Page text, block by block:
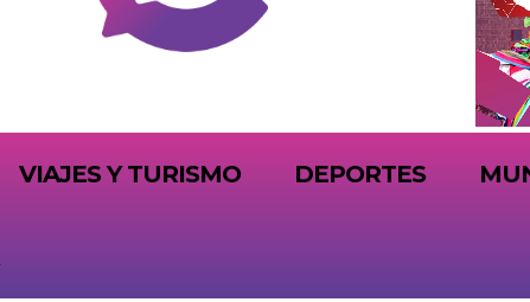
VIAJES Y TURISMO DEPORTES